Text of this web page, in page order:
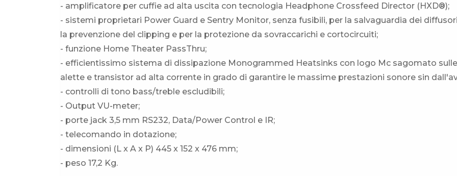
- amplificatore per cuffie ad alta uscita con tecnologia Headphone Crossfeed Director (HXD®);
- sistemi proprietari Power Guard e Sentry Monitor, senza fusibili, per la salvaguardia dei
la prevenzione del clipping e per la protezione da sovraccarichi e cortocircuiti;
- funzione Home Theater PassThru;
- efficientissimo sistema di dissipazione Monogrammed Heatsinks con logo Mc sagomato sulle
alette e transistor ad alta corrente in grado di garantire le massime prestazioni sonore sin
- controlli di tono bass/treble escludibili;
- Output VU-meter;
- porte jack 3,5 mm RS232, Data/Power Control e IR;
- telecomando in dotazione;
- dimensioni (L x A x P) 445 x 152 x 476 mm;
- peso 17,2 Kg.